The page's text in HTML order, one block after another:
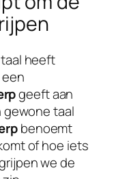
heeft
geeft aan
gewone taal
benoemt
of hoe iets
we de